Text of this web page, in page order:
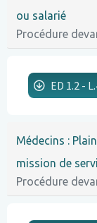
ou salarié
Procédure
ED 1.2 -
Médecins :
mission de
Procédure